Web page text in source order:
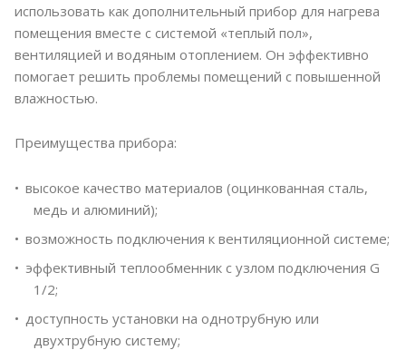
использовать как дополнительный прибор для нагрева
помещения вместе с системой «теплый пол»,
вентиляцией и водяным отоплением. Он эффективно
помогает решить проблемы помещений с повышенной
влажностью.
Преимущества прибора:
высокое качество материалов (оцинкованная сталь,
медь и алюминий);
возможность подключения к вентиляционной системе;
эффективный теплообменник с узлом подключения G
1/2;
доступность установки на однотрубную или
двухтрубную систему;